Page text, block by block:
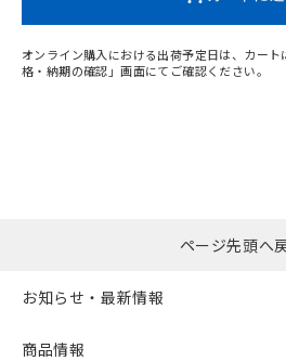
漏れ電流特性
オンライン購入における出荷予定日は、カー
格・納期の確認」画面にてご確認ください。
ページ先頭へ
お知らせ・最新情報
商品情報